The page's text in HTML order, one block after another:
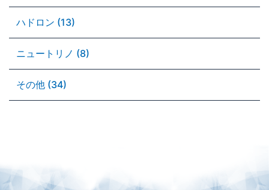
ハドロン (13)
ニュートリノ (8)
その他 (34)